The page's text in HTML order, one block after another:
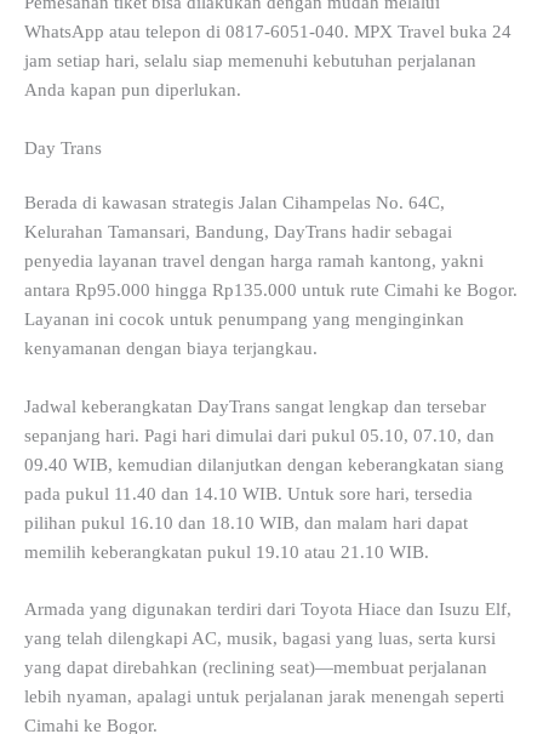
WhatsApp atau telepon di 0817-6051-040. MPX Travel buka 24
jam setiap hari, selalu siap memenuhi kebutuhan perjalanan
Anda kapan pun diperlukan.
Day Trans
Berada di kawasan strategis Jalan Cihampelas No. 64C,
Kelurahan Tamansari, Bandung, DayTrans hadir sebagai
penyedia layanan travel dengan harga ramah kantong, yakni
antara Rp95.000 hingga Rp135.000 untuk rute Cimahi ke Bogor.
Layanan ini cocok untuk penumpang yang menginginkan
kenyamanan dengan biaya terjangkau.
Jadwal keberangkatan DayTrans sangat lengkap dan tersebar
sepanjang hari. Pagi hari dimulai dari pukul 05.10, 07.10, dan
09.40 WIB, kemudian dilanjutkan dengan keberangkatan siang
pada pukul 11.40 dan 14.10 WIB. Untuk sore hari, tersedia
pilihan pukul 16.10 dan 18.10 WIB, dan malam hari dapat
memilih keberangkatan pukul 19.10 atau 21.10 WIB.
Armada yang digunakan terdiri dari Toyota Hiace dan Isuzu Elf,
yang telah dilengkapi AC, musik, bagasi yang luas, serta kursi
yang dapat direbahkan (reclining seat)—membuat perjalanan
lebih nyaman, apalagi untuk perjalanan jarak menengah seperti
Cimahi ke Bogor.